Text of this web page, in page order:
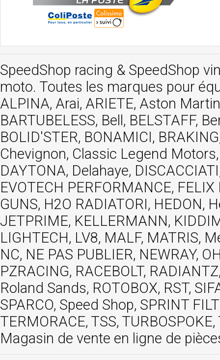
SpeedShop racing & SpeedShop
moto. Toutes les marques pour
ALPINA, Arai, ARIETE, Aston
BARTUBELESS, Bell, BELSTAFF,
BOLID'STER, BONAMICI,
Chevignon, Classic Legend
DAYTONA, Delahaye,
EVOTECH PERFORMANCE,
GUNS, H2O RADIATORI, HEDON,
JETPRIME, KELLERMANN,
LIGHTECH, LV8, MALF, MATRIS,
NC, NE PAS PUBLIER, NEWRAY,
PZRACING, RACEBOLT,
Roland Sands, ROTOBOX, RST,
SPARCO, Speed Shop, SPRINT
TERMORACE, TSS,
Magasin de vente en ligne de